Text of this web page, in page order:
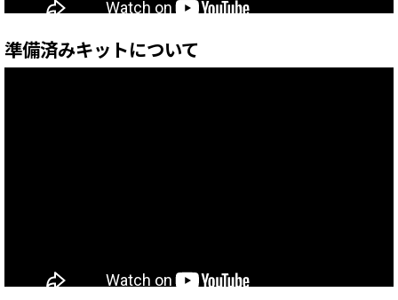
準備済みキットについて